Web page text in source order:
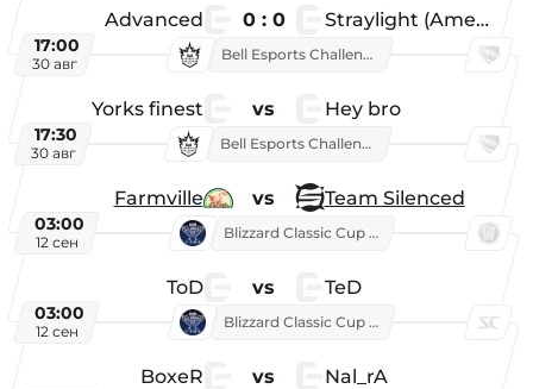
Advanced 0 : 0 Straylight (American team)
17:00
30 авг
Bell Esports Challenge 2026
Yorks finest vs Hey bro
17:30
30 авг
Bell Esports Challenge 2026
Farmville vs Team Silenced
03:00
12 сен
Blizzard Classic Cup 2026
ToD vs TeD
03:00
12 сен
Blizzard Classic Cup 2026
BoxeR vs Nal_rA